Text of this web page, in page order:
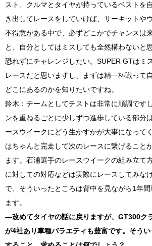
スト、クルマとタイヤが持っているベストを
き出してレースをしていけば、サーキットや
不得意がある中で、必ずどこかでチャンスは
と、自分としてはミスしても全然構わないと
恐れずにチャレンジしたい。SUPER GTはミ
レースだと思いますし、まずは精一杯戦って
どこにあるのかを知りたいですね。
鈴木：チームとしてテストは非常に順調です
ンを重ねるごとに少しずつ進歩している部分
ースウイークにどう生かすかが大事になって
はちゃんと完走して次のレースに繋げること
ます。石浦選手のレースウイークの組み立て
に対しての対応などは実際にレースしてみな
で、そういったところは背中を見ながら1年
ます。
―改めてタイヤの話に戻りますが、 GT300ク
が4社あり車種バラエティも豊富です。そう